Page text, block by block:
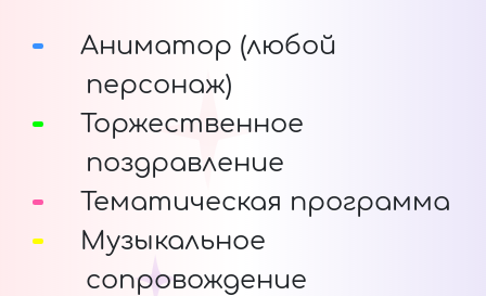
Аниматор (любой
персонаж)
Торжественное
поздравление
Тематическая программа
Музыкальное
сопровождение